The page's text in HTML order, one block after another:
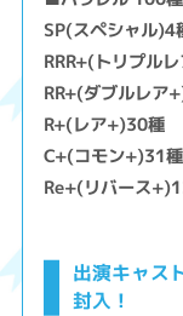
SP(スペシャル)4
RRR+(トリプル
RR+(ダブルレア
R+(レア+)30種
C+(コモン+)31種
Re+(リバース
出演キャス
封入！